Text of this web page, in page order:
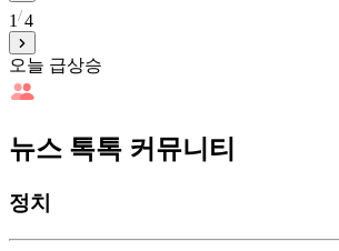
1 4
오늘 급상승
뉴스 톡톡 커뮤니티
정치